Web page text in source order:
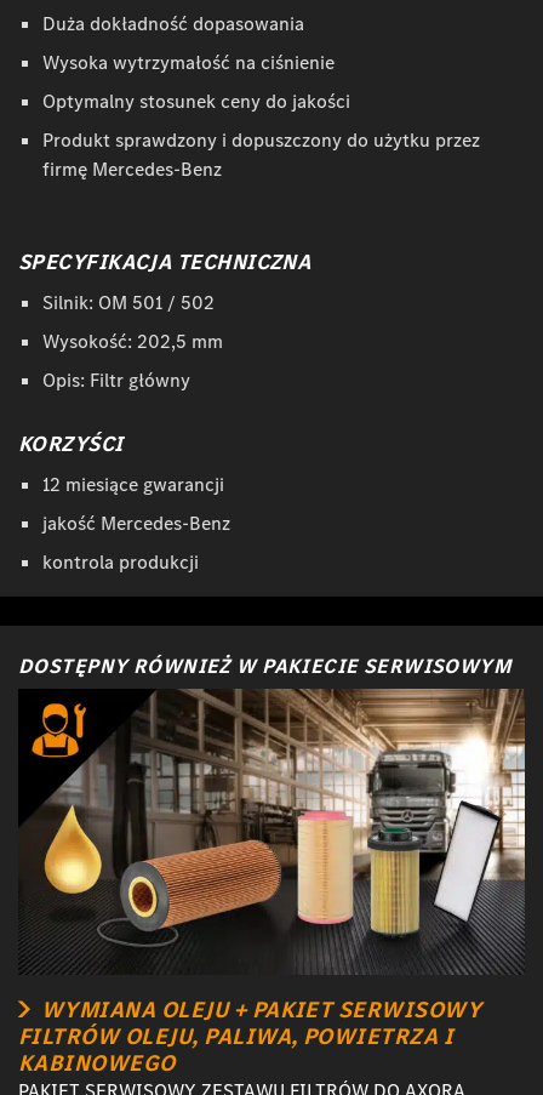
Duża dokładność dopasowania
Wysoka wytrzymałość na ciśnienie
Optymalny stosunek ceny do jakości
Produkt sprawdzony i dopuszczony do użytku przez
firmę Mercedes-Benz
SPECYFIKACJA TECHNICZNA
Silnik: OM 501 / 502
Wysokość: 202,5 mm
Opis: Filtr główny
KORZYŚCI
12 miesiące gwarancji
jakość Mercedes-Benz
kontrola produkcji
DOSTĘPNY RÓWNIEŻ W PAKIECIE SERWISOWYM
WYMIANA OLEJU + PAKIET SERWISOWY
FILTRÓW OLEJU, PALIWA, POWIETRZA I
KABINOWEGO